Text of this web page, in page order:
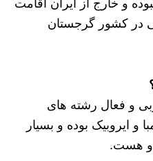
و خارج از ایران اقامت
در کشور گرجستان
و فعال رشته های
و ایروبیک بوده و بسیار
و هست.